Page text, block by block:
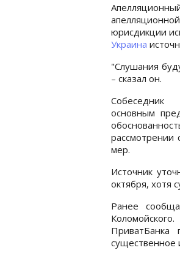
юрисдикции
Украина
"Слушания
– сказал он.
Собеседник
основным
рассмотрении
мер.
Источник
октября, хотя
Ранее
ПриватБанка
существенное